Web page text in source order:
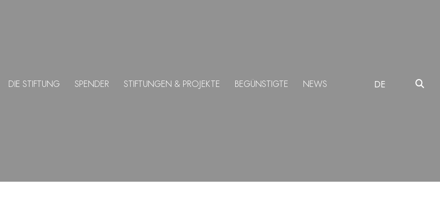
DIE STIFTUNG SPENDER STIFTUNGEN & PROJEKTE BEGÜNSTIGTE NEWS DE